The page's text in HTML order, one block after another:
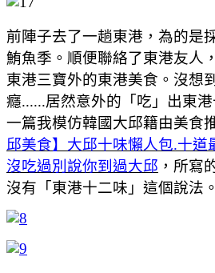
前陣子去了一趟東港，為的是
鮪魚季。順便聯絡了東港友人
東港三寶外的東港美食。沒想
癮......居然意外的「吃」出東
一篇我模仿韓國大邱籍由美食
邱美食】大邱十味懶人包.十道
沒吃過別說你到過大邱 ，所寫
沒有「東港十二味」這個說法。